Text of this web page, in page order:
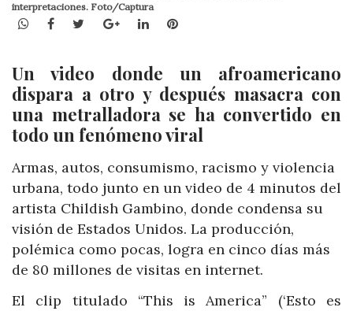
interpretaciones. Foto/Captura
WhatsApp
Facebook
TwitterGoogle+LinkedInPinterest
Un video donde un afroamericano
dispara a otro y después masacra con
una metralladora se ha convertido en
todo un fenómeno viral
Armas, autos, consumismo, racismo y violencia
urbana, todo junto en un video de 4 minutos del
artista Childish Gambino, donde condensa su
visión de Estados Unidos. La producción,
polémica como pocas, logra en cinco días más
de 80 millones de visitas en internet.
El clip titulado “This is America” (‘Esto es